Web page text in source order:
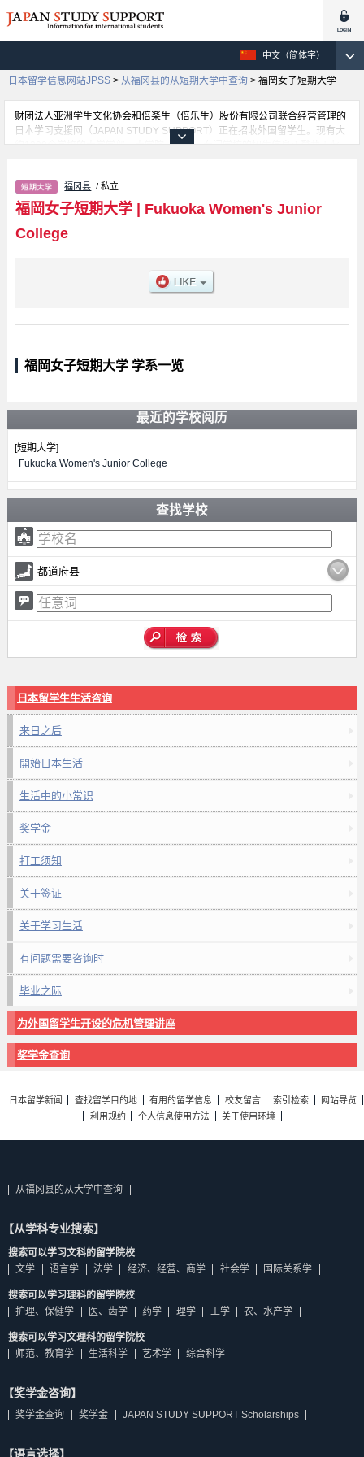
中文（简体字）
日本留学信息网站JPSS > 从福冈县的从短期大学中查询 > 福岡女子短期大学
财团法人亚洲学生文化协会和倍楽生（倍乐生）股份有限公司联合经营管理的
日本学习支援网（JAPAN STUDY SUPPORT）正在招收外国留学生。现有大
约1300个学校的大学学部、大学院、短大、专门学校的招生信息正登载于此
收名额、合格人数等考试信息，以及设施介绍、联系方式等外国留学生必要的
信息都登载于此，请务必查阅和利用此网。
福冈县 / 私立
福岡女子短期大学| Fukuoka Women's Junior
College
福岡女子短期大学 学系一览
最近的学校阅历
[短期大学]
Fukuoka Women's Junior College
查找学校
都道府县
日本留学生生活咨询
来日之后
開始日本生活
生活中的小常识
奖学金
打工须知
关于签证
关于学习生活
有问题需要咨询时
毕业之际
为外国留学生开设的危机管理讲座
奖学金查询
日本留学新闻 查找留学目的地 有用的留学信息 校友留言 索引检索
网站导览
利用规约
个人信息使用方法 关于使用环境
从福冈县的从大学中查询
【从学科专业搜索】
搜索可以学习文科的留学院校
文学
语言学 法学 经济、经营、商学 社会学 国际关系学
搜索可以学习理科的留学院校
护理、保健学
医、齿学 药学 理学 工学 农、水产学
搜索可以学习文理科的留学院校
师范、教育学
生活科学 艺术学 综合科学
【奖学金咨询】
奖学金查询 奖学金 JAPAN STUDY SUPPORT Scholarships
【语言选择】